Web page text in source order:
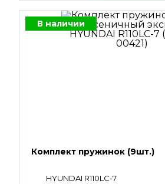
В наличии
Комплект пружинок (9шт.)
HYUNDAI R110LC-7